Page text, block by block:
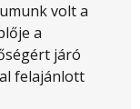
volt a
a
járó
felajánlott